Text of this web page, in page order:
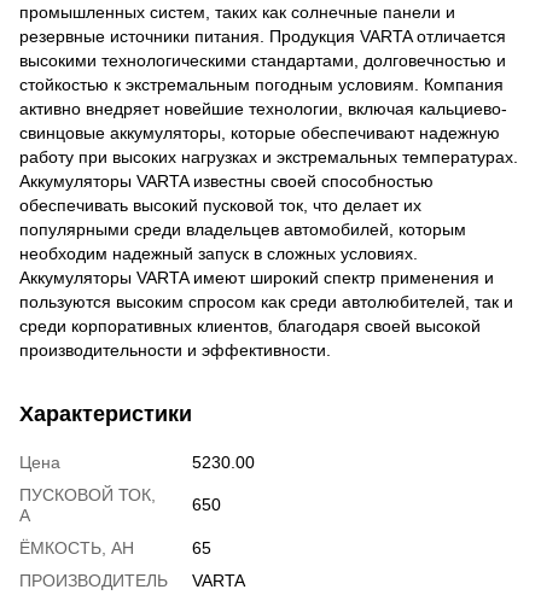
промышленных систем, таких как солнечные панели и
резервные источники питания. Продукция VARTA отличается
высокими технологическими стандартами, долговечностью и
стойкостью к экстремальным погодным условиям. Компания
активно внедряет новейшие технологии, включая кальциево-
свинцовые аккумуляторы, которые обеспечивают надежную
работу при высоких нагрузках и экстремальных температурах.
Аккумуляторы VARTA известны своей способностью
обеспечивать высокий пусковой ток, что делает их
популярными среди владельцев автомобилей, которым
необходим надежный запуск в сложных условиях.
Аккумуляторы VARTA имеют широкий спектр применения и
пользуются высоким спросом как среди автолюбителей, так и
среди корпоративных клиентов, благодаря своей высокой
производительности и эффективности.
Характеристики
Цена
5230.00
ПУСКОВОЙ ТОК,
А
650
ЁМКОСТЬ, АH
65
ПРОИЗВОДИТЕЛЬ
VARTA